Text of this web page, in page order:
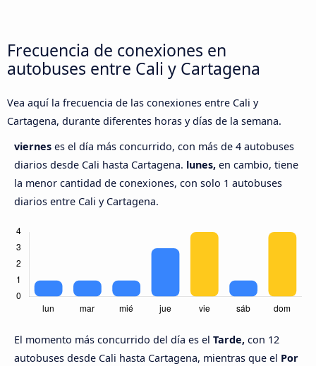
Frecuencia de conexiones en
autobuses entre Cali y Cartagena
Vea aquí la frecuencia de las conexiones entre Cali y
Cartagena, durante diferentes horas y días de la semana.
viernes es el día más concurrido, con más de 4 autobuses
diarios desde Cali hasta Cartagena. lunes, en cambio, tiene
la menor cantidad de conexiones, con solo 1 autobuses
diarios entre Cali y Cartagena.
El momento más concurrido del día es el Tarde, con 12
autobuses desde Cali hasta Cartagena, mientras que el Por